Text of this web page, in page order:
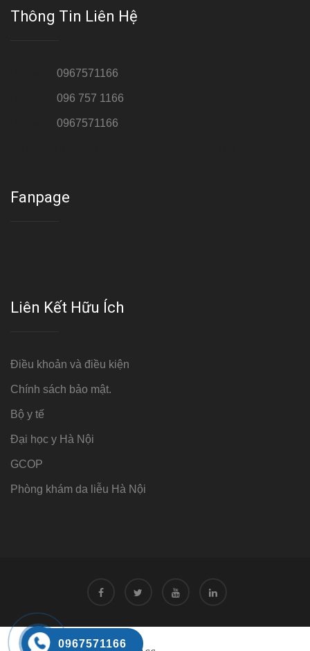
Thông Tin Liên Hệ
0967571166
096 757 1166
0967571166
Fanpage
Liên Kết Hữu Ích
Điều khoản và điều kiện
Chính sách bảo mật.
Bộ y tế
Đại học y Hà Nội
GCOP
Phòng khám da liễu Hà Nội
0967571166
Tư vấn